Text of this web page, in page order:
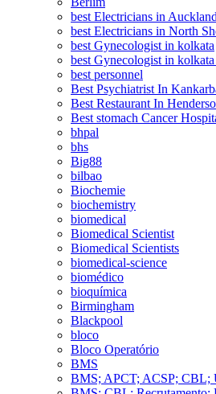
best Electricians in Auckland
best Electricians in North
best Gynecologist in kolkata
best Gynecologist in
best personnel
Best Psychiatrist In
Best Restaurant In
Best stomach Cancer
bhpal
bhs
Big88
bilbao
Biochemie
biochemistry
biomedical
Biomedical Scientist
Biomedical Scientists
biomedical-science
biomédico
bioquímica
Birmingham
Blackpool
bloco
Bloco Operatório
BMS
BMS; APCT; ACSP; CBL;